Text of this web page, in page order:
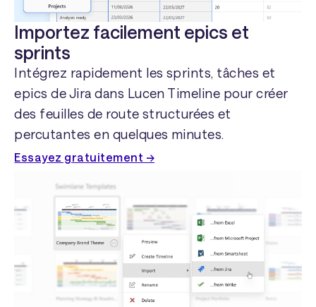
Importez facilement epics et
sprints
Intégrez rapidement les sprints, tâches et
epics de Jira dans Lucen Timeline pour créer
des feuilles de route structurées et
percutantes en quelques minutes.
Essayez gratuitement →